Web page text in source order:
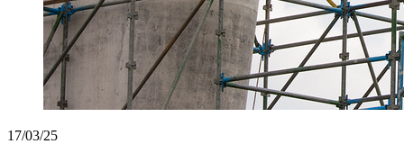
17/03/25